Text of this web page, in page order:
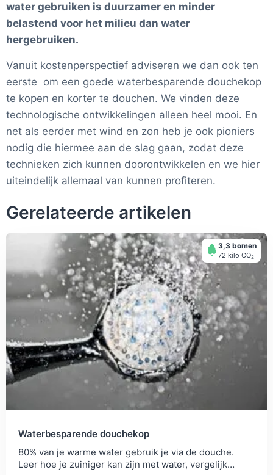
water gebruiken is duurzamer en minder
belastend voor het milieu dan water
hergebruiken.
Vanuit kostenperspectief adviseren we dan ook ten
eerste om een goede waterbesparende douchekop
te kopen en korter te douchen. We vinden deze
technologische ontwikkelingen alleen heel mooi. En
net als eerder met wind en zon heb je ook pioniers
nodig die hiermee aan de slag gaan, zodat deze
technieken zich kunnen doorontwikkelen en we hier
uiteindelijk allemaal van kunnen profiteren.
Gerelateerde artikelen
3,3 bomen
72 kilo СО2
Waterbesparende douchekop
80% van je warme water gebruik je via de douche.
Leer hoe je zuiniger kan zijn met water, vergelijk